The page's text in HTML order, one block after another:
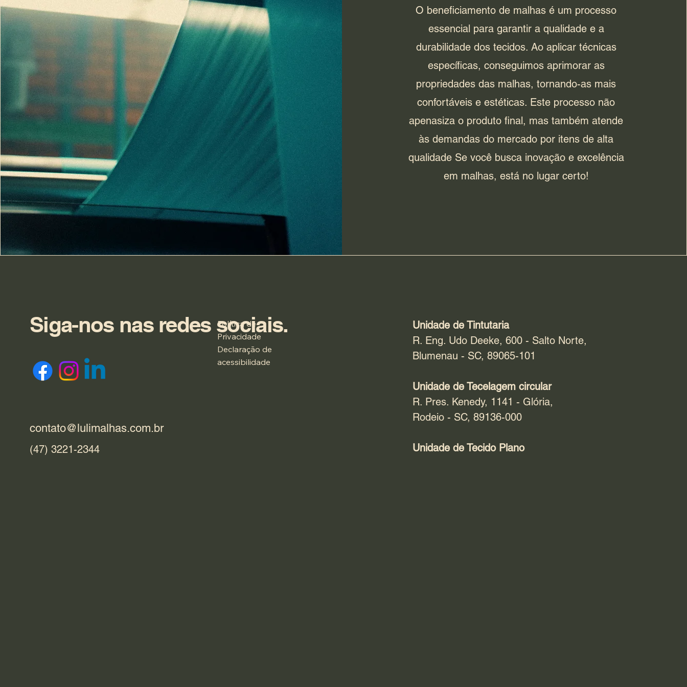
O beneficiamento de malhas é um processo
essencial para garantir a qualidade e a
durabilidade dos tecidos. Ao aplicar técnicas
específicas, conseguimos aprimorar as
propriedades das malhas, tornando-as mais
confortáveis e estéticas. Este processo não
apenasiza o produto final, mas também atende
às demandas do mercado por itens de alta
qualidade Se você busca inovação e excelência
em malhas, está no lugar certo!
Siga-nos nas redes sociais.
contato@lulimalhas.com.br
(47) 3221-2344
Política de
Privacidade
Declaração de
acessibilidade
Unidade de Tintutaria
R. Eng. Udo Deeke, 600 - Salto Norte,
Blumenau - SC, 89065-101
Unidade de Tecelagem circular
R. Pres. Kenedy, 1141 - Glória,
Rodeio - SC, 89136-000
Unidade de Tecido Plano